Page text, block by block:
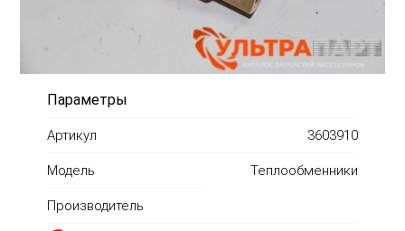
Параметры
Артикул 3603910
Модель Теплообменники
Производитель